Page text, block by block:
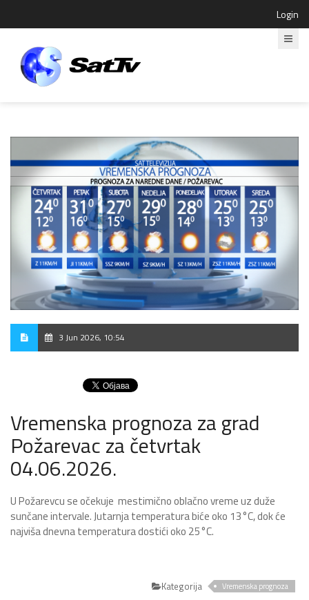
Login
3 Jun 2026, 10:54
Vremenska prognoza za grad
Požarevac za četvrtak
04.06.2026.
U Požarevcu se očekuje mestimično oblačno vreme uz duže
sunčane intervale. Jutarnja temperatura biće oko 13°C, dok će
najviša dnevna temperatura dostići oko 25°C.
Kategorija Vremenska prognoza